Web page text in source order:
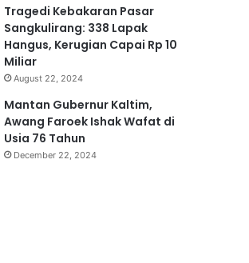
Tragedi Kebakaran Pasar
Sangkulirang: 338 Lapak
Hangus, Kerugian Capai Rp 10
Miliar
August 22, 2024
Mantan Gubernur Kaltim,
Awang Faroek Ishak Wafat di
Usia 76 Tahun
December 22, 2024